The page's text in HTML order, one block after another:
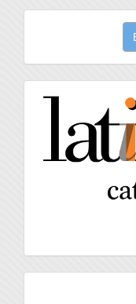
artículo
latindex